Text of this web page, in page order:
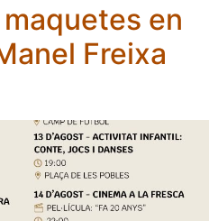
en
Freixa